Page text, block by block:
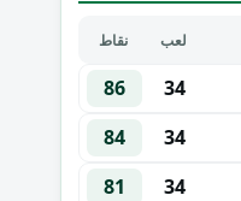
لعب نقاط
34
86
34
84
34
81